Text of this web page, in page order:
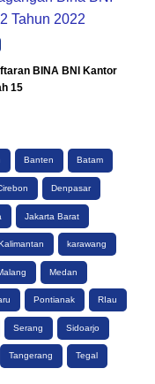
BINA BNI Kantor
15
Banten Batam
Denpasar
Jakarta Barat
karawang
Medan
Pontianak RIau
Serang Sidoarjo
Tangerang Tegal